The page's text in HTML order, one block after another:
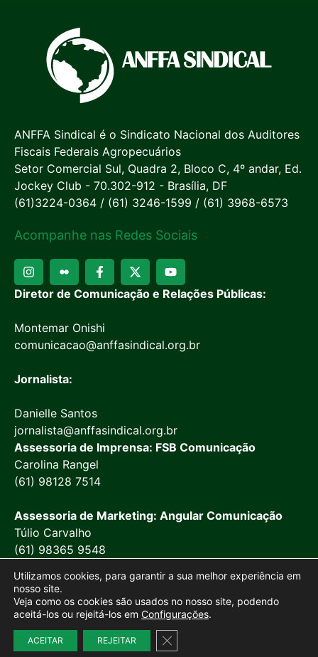
ANFFA Sindical é o Sindicato Nacional dos Auditores
Fiscais Federais Agropecuários
Setor Comercial Sul, Quadra 2, Bloco C, 4º andar, Ed.
Jockey Club - 70.302-912 - Brasília, DF
(61)3224-0364 / (61) 3246-1599 / (61) 3968-6573
Acompanhe nas Redes Sociais
Diretor de Comunicação e Relações Públicas:
Montemar Onishi
comunicacao@anffasindical.org.br
Jornalista:
Danielle Santos
jornalista@anffasindical.org.br
Assessoria de Imprensa: FSB Comunicação
Carolina Rangel
(61) 98128 7514
Assessoria de Marketing: Angular Comunicação
Túlio Carvalho
(61) 98365 9548
Site desenvolvido porMarketing Objetivo
Utilizamos cookies, para garantir a sua melhor experiência em
nosso site.
Veja como os cookies são usados no nosso site, podendo
aceitá-los ou rejeitá-los em Configurações.
ACEITAR REJEITAR Close GDPR Cookie Banner